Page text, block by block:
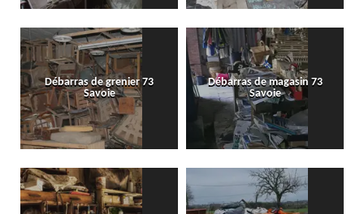
Débarras de grenier 73
Savoie
Débarras de magasin 73
Savoie